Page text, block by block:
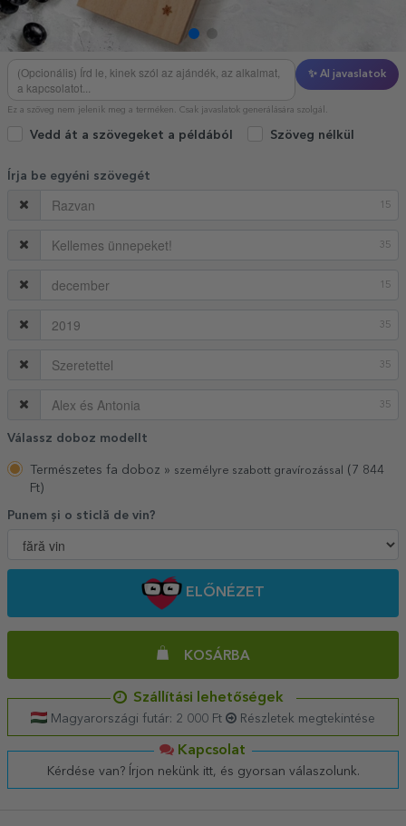
✨ AI javaslatok
Ez a szöveg nem jelenik meg a terméken. Csak javaslatok generálására szolgál.
Vedd át a szövegeket a példából Szöveg nélkül
Írja be egyéni szövegét
15
35
15
35
35
35
Válassz doboz modellt
Természetes fa doboz » személyre szabott gravírozással
(7 844
Ft)
Punem și o sticlă de vin?
ELŐNÉZET
KOSÁRBA
Szállítási lehetőségek
Magyarországi futár: 2 000 Ft Részletek megtekintése
Kapcsolat
Kérdése van? Írjon nekünk itt, és gyorsan válaszolunk.